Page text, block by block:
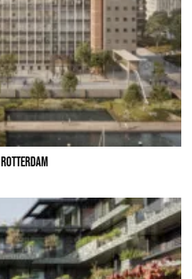
ROTTERDAM